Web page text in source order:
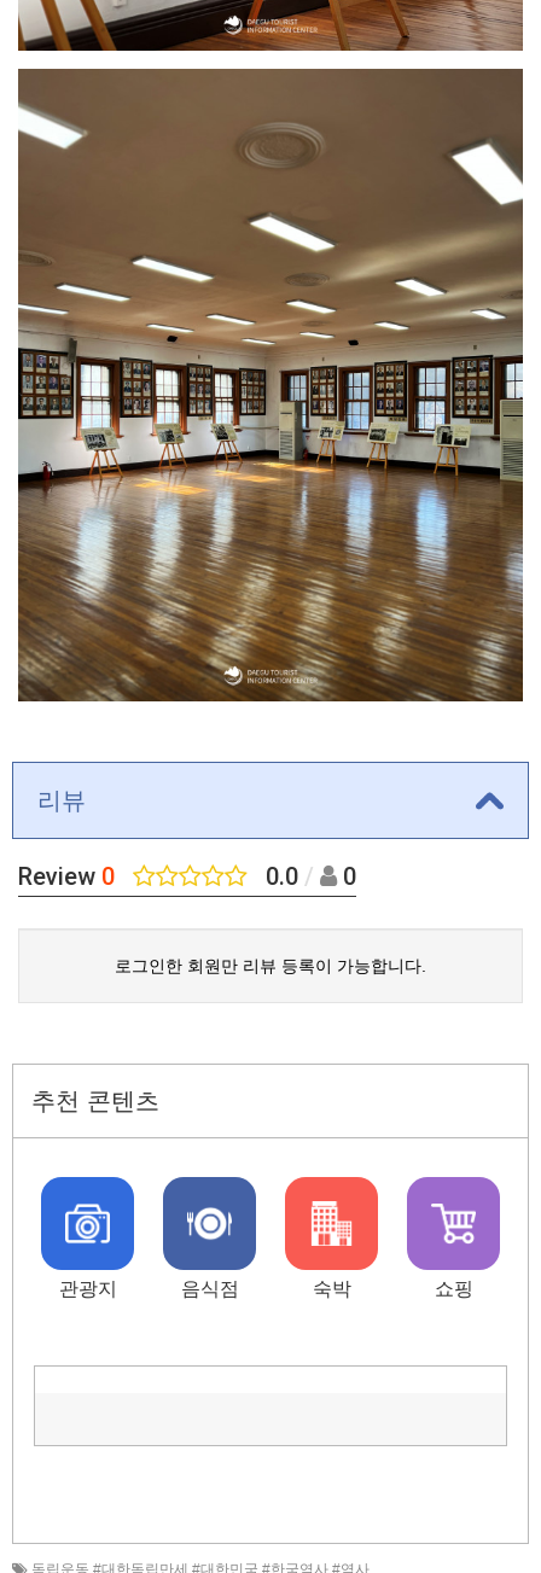
리뷰
Review 0 0.0 / 0
로그인한 회원만 리뷰 등록이 가능합니다.
추천 콘텐츠
관광지 음식점 숙박 쇼핑
독립운동 #대한독립만세 #대한민국 #한국역사 #역사